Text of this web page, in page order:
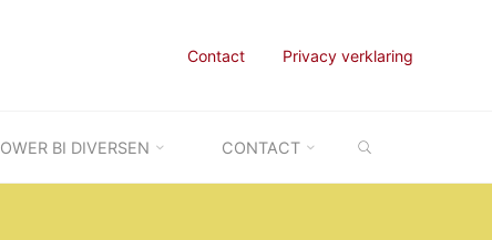
Contact Privacy verklaring
BI DIVERSEN CONTACT